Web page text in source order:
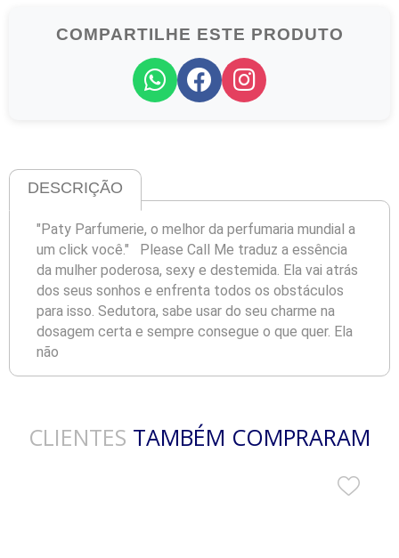
COMPARTILHE ESTE PRODUTO
DESCRIÇÃO
"Paty Parfumerie, o melhor da perfumaria mundial a
um click você." Please Call Me traduz a essência
da mulher poderosa, sexy e destemida. Ela vai atrás
dos seus sonhos e enfrenta todos os obstáculos
para isso. Sedutora, sabe usar do seu charme na
dosagem certa e sempre consegue o que quer. Ela
não
CLIENTES TAMBÉM COMPRARAM